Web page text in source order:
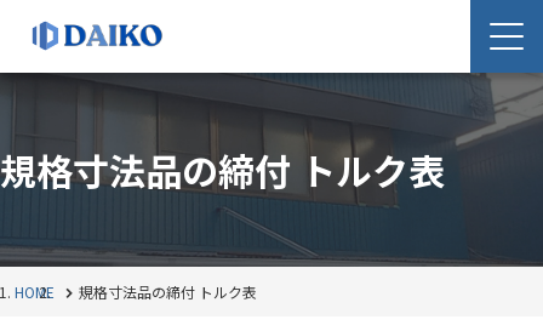
規格寸法品の締付 トルク表
HOME 規格寸法品の締付 トルク表